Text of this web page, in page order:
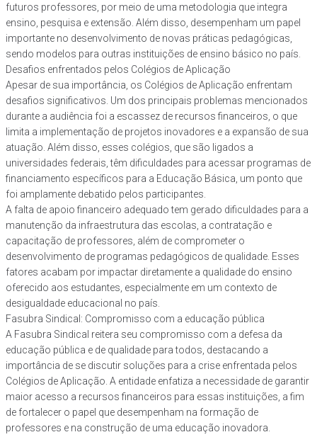
futuros professores, por meio de uma metodologia que integra
ensino, pesquisa e extensão. Além disso, desempenham um papel
importante no desenvolvimento de novas práticas pedagógicas,
sendo modelos para outras instituições de ensino básico no país.
Desafios enfrentados pelos Colégios de Aplicação
Apesar de sua importância, os Colégios de Aplicação enfrentam
desafios significativos. Um dos principais problemas mencionados
durante a audiência foi a escassez de recursos financeiros, o que
limita a implementação de projetos inovadores e a expansão de sua
atuação. Além disso, esses colégios, que são ligados a
universidades federais, têm dificuldades para acessar programas de
financiamento específicos para a Educação Básica, um ponto que
foi amplamente debatido pelos participantes.
A falta de apoio financeiro adequado tem gerado dificuldades para a
manutenção da infraestrutura das escolas, a contratação e
capacitação de professores, além de comprometer o
desenvolvimento de programas pedagógicos de qualidade. Esses
fatores acabam por impactar diretamente a qualidade do ensino
oferecido aos estudantes, especialmente em um contexto de
desigualdade educacional no país.
Fasubra Sindical: Compromisso com a educação pública
A Fasubra Sindical reitera seu compromisso com a defesa da
educação pública e de qualidade para todos, destacando a
importância de se discutir soluções para a crise enfrentada pelos
Colégios de Aplicação. A entidade enfatiza a necessidade de garantir
maior acesso a recursos financeiros para essas instituições, a fim
de fortalecer o papel que desempenham na formação de
professores e na construção de uma educação inovadora.